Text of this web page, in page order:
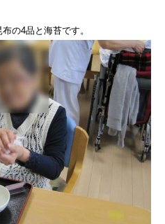
の4品と海苔です。